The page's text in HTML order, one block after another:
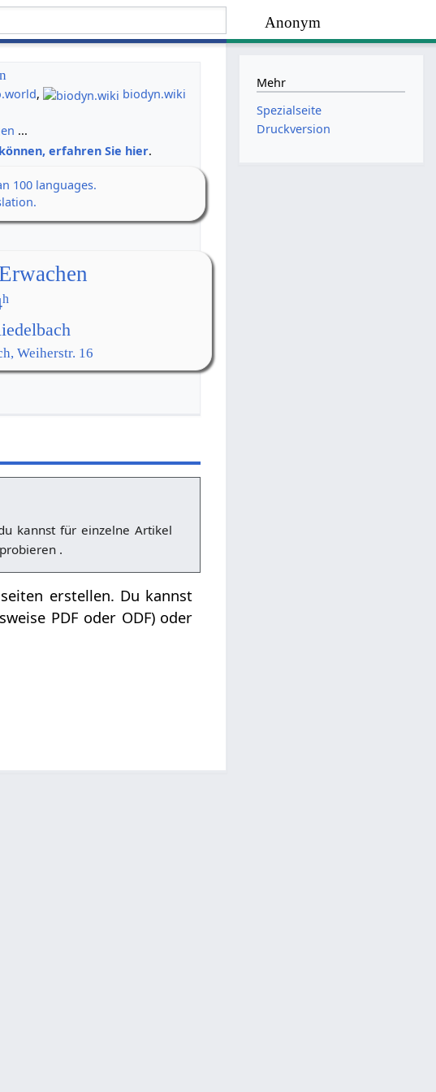
Anonym
,
biodyn.wiki
...
erfahren Sie hier.
100 languages.
h
Weiherstr. 16
kannst für einzelne Artikel
.
erstellen. Du kannst
PDF oder ODF) oder
Mehr
Spezialseite
Druckversion